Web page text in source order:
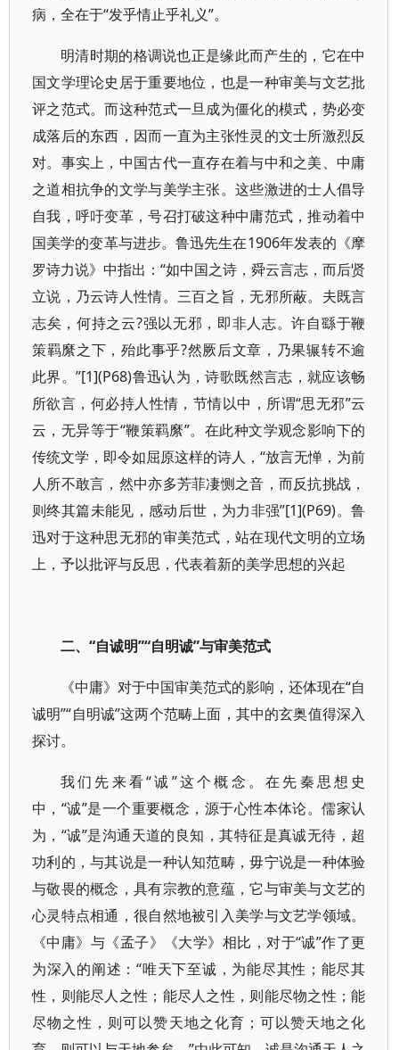
病，全在于“发乎情止乎礼义”。
明清时期的格调说也正是缘此而产生的，它在中
国文学理论史居于重要地位，也是一种审美与文艺批
评之范式。而这种范式一旦成为僵化的模式，势必变
成落后的东西，因而一直为主张性灵的文士所激烈反
对。事实上，中国古代一直存在着与中和之美、中庸
之道相抗争的文学与美学主张。这些激进的士人倡导
自我，呼吁变革，号召打破这种中庸范式，推动着中
国美学的变革与进步。鲁迅先生在1906年发表的《摩
罗诗力说》中指出：“如中国之诗，舜云言志，而后贤
立说，乃云诗人性情。三百之旨，无邪所蔽。夫既言
志矣，何持之云?强以无邪，即非人志。许自繇于鞭
策羁縻之下，殆此事乎?然厥后文章，乃果辗转不逾
此界。”[1](P68)鲁迅认为，诗歌既然言志，就应该畅
所欲言，何必持人性情，节情以中，所谓“思无邪”云
云，无异等于“鞭策羁縻”。在此种文学观念影响下的
传统文学，即令如屈原这样的诗人，“放言无惮，为前
人所不敢言，然中亦多芳菲凄恻之音，而反抗挑战，
则终其篇未能见，感动后世，为力非强”[1](P69)。鲁
迅对于这种思无邪的审美范式，站在现代文明的立场
上，予以批评与反思，代表着新的美学思想的兴起
二、“自诚明”“自明诚”与审美范式
《中庸》对于中国审美范式的影响，还体现在“自
诚明”“自明诚”这两个范畴上面，其中的玄奥值得深入
探讨。
我们先来看“诚”这个概念。在先秦思想史
中，“诚”是一个重要概念，源于心性本体论。儒家认
为，“诚”是沟通天道的良知，其特征是真诚无待，超
功利的，与其说是一种认知范畴，毋宁说是一种体验
与敬畏的概念，具有宗教的意蕴，它与审美与文艺的
心灵特点相通，很自然地被引入美学与文艺学领域。
《中庸》与《孟子》《大学》相比，对于“诚”作了更
为深入的阐述：“唯天下至诚，为能尽其性；能尽其
性，则能尽人之性；能尽人之性，则能尽物之性；能
尽物之性，则可以赞天地之化育；可以赞天地之化